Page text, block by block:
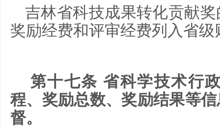
吉林省科技成果转化贡献
奖励经费和评审经费列入省级
第十七条 省科学技术行
程、奖励总数、奖励结果等
督。